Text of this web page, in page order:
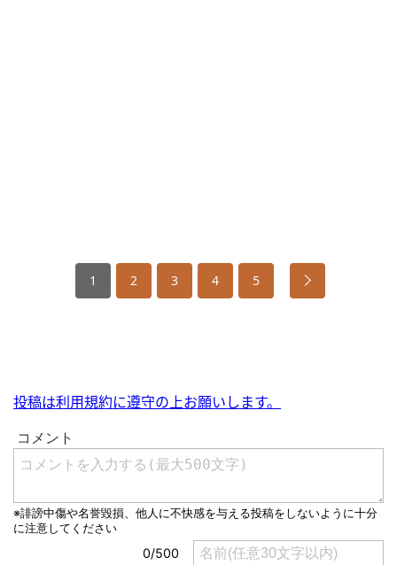
1 2 3 4 5
投稿は利用規約に遵守の上お願いします。